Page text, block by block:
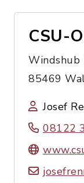
CSU-
Windshub
85469
Josef
08122